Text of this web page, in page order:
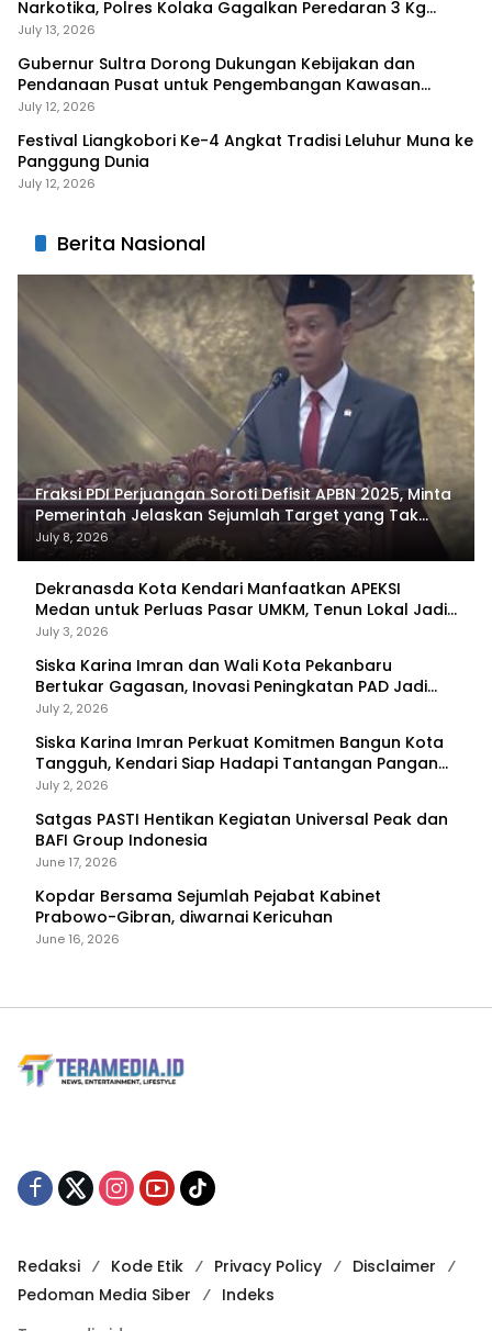
Narkotika, Polres Kolaka Gagalkan Peredaran 3 Kg
Sabu-Sabu
July 13, 2026
Gubernur Sultra Dorong Dukungan Kebijakan dan
Pendanaan Pusat untuk Pengembangan Kawasan
Liangkobhori
July 12, 2026
Festival Liangkobori Ke-4 Angkat Tradisi Leluhur Muna ke
Panggung Dunia
July 12, 2026
Berita Nasional
Fraksi PDI Perjuangan Soroti Defisit APBN 2025, Minta
Pemerintah Jelaskan Sejumlah Target yang Tak
Tercapai
July 8, 2026
Dekranasda Kota Kendari Manfaatkan APEKSI
Medan untuk Perluas Pasar UMKM, Tenun Lokal Jadi
Primadona
July 3, 2026
Siska Karina Imran dan Wali Kota Pekanbaru
Bertukar Gagasan, Inovasi Peningkatan PAD Jadi
Fokus Diskusi
July 2, 2026
Siska Karina Imran Perkuat Komitmen Bangun Kota
Tangguh, Kendari Siap Hadapi Tantangan Pangan
dan Bencana
July 2, 2026
Satgas PASTI Hentikan Kegiatan Universal Peak dan
BAFI Group Indonesia
June 17, 2026
Kopdar Bersama Sejumlah Pejabat Kabinet
Prabowo-Gibran, diwarnai Kericuhan
June 16, 2026
Redaksi Kode Etik Privacy Policy
Disclaimer
Pedoman Media Siber
Indeks